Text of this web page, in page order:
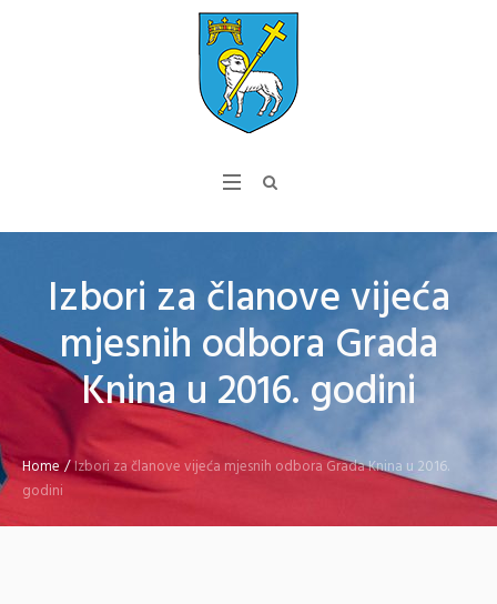
Izbori za članove vijeća
mjesnih odbora Grada
Knina u 2016. godini
Home/Izbori za članove vijeća mjesnih odbora Grada Knina u 2016.
godini